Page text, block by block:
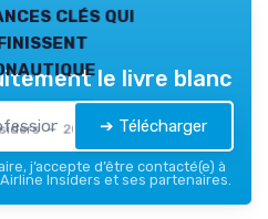
clés qui
— 2026
le livre blanc
➔ Télécharger
j’accepte d’être contacté(e) à
Insiders et ses partenaires.